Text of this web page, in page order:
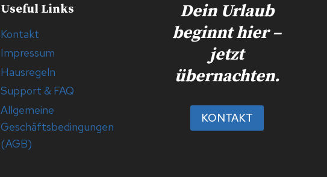
Useful Links
Kontakt
Impressum
Hausregeln
Support & FAQ
Allgemeine
Geschäftsbedingungen
(AGB)
Dein Urlaub
beginnt hier –
jetzt
übernachten.
KONTAKT